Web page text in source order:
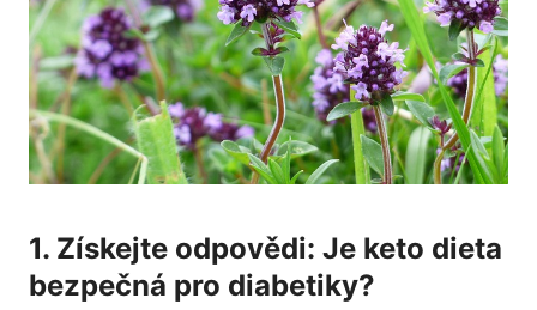
1. Získejte odpovědi: Je keto dieta
bezpečná pro diabetiky?